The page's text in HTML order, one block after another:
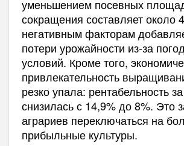
уменьшением посевных
сокращения составляет около
негативным факторам
потери урожайности из-за
условий. Кроме того,
привлекательность
резко упала: рентабельность
снизилась с 14,9% до 8%. Это
аграриев переключаться на
прибыльные культуры.